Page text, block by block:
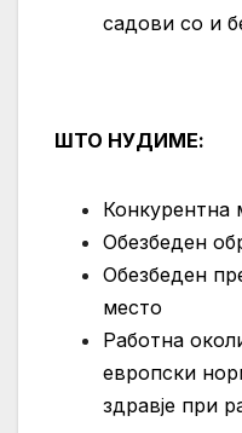
садови со и
ШТО НУДИМЕ:
Конкурентна
Обезбеден
Обезбеден
место
Работна
европски
здравје при